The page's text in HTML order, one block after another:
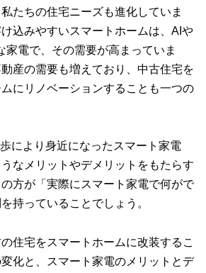
たちの住宅ニーズも進化していま
込みやすいスマートホームは、AIや
家電で、その需要が高まっていま
産の需要も増えており、中古住宅を
にリノベーションすることも一つの
により身近になったスマート家電
なメリットやデメリットをもたらす
方が「実際にスマート家電で何がで
持っていることでしょう。
住宅をスマートホームに改装するこ
化と、スマート家電のメリットとデ